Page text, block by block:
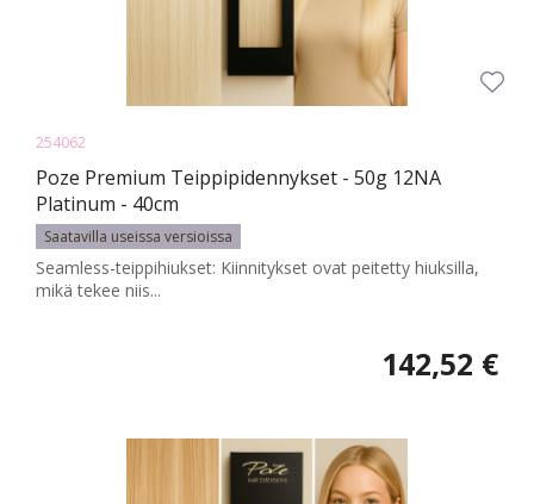
254062
Poze Premium Teippipidennykset - 50g 12NA
Platinum - 40cm
Saatavilla useissa versioissa
Seamless-teippihiukset: Kiinnitykset ovat peitetty hiuksilla,
mikä tekee niis...
142,52 €